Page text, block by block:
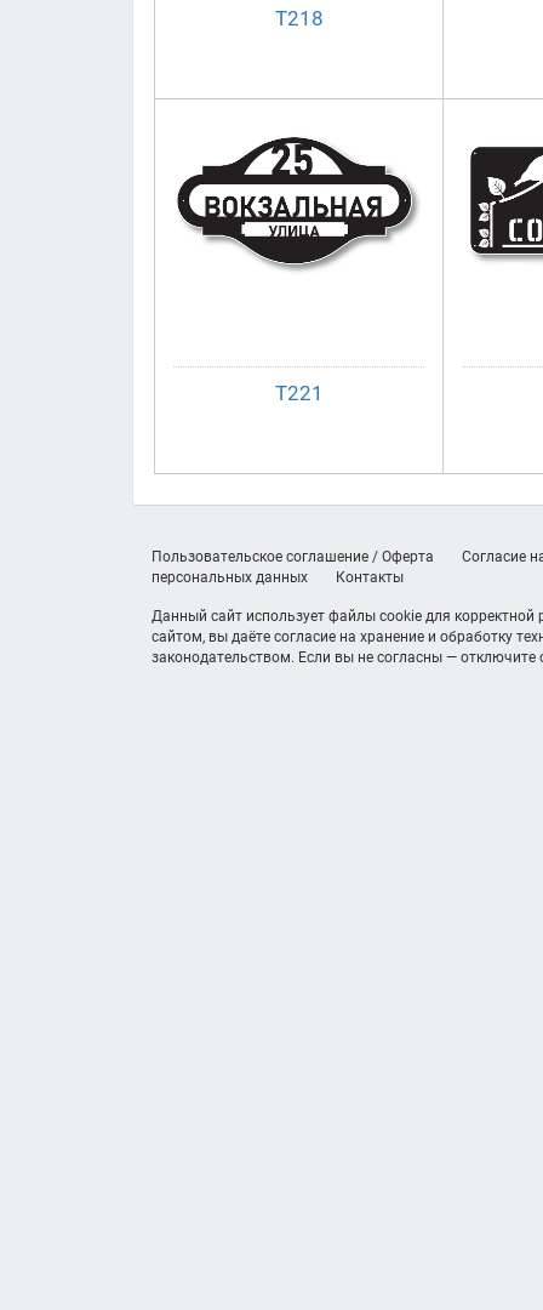
Т218
Т221
Пользовательское соглашение / Оферта
Согласие
персональных данных
Контакты
Данный сайт использует файлы cookie для
сайтом, вы даёте согласие на хранение и обработку
законодательством. Если вы не согласны — отключите